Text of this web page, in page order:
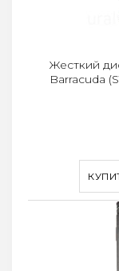
Жесткий
Barracuda